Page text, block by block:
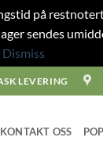
på
sendes
Dismiss
LEVERING
KONTAKT OSS